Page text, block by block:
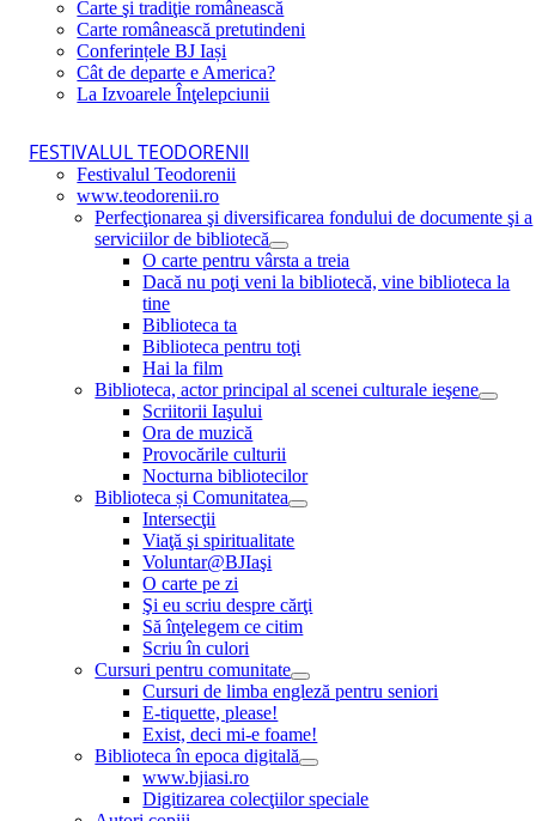
Carte şi tradiţie românească
Carte românească pretutindeni
Conferințele BJ Iași
Cât de departe e America?
La Izvoarele Înţelepciunii
FESTIVALUL TEODORENII
Festivalul Teodorenii
www.teodorenii.ro
Perfecţionarea şi diversificarea fondului de documente şi a
serviciilor de bibliotecă
O carte pentru vârsta a treia
Dacă nu poţi veni la bibliotecă, vine biblioteca la
tine
Biblioteca ta
Biblioteca pentru toţi
Hai la film
Biblioteca, actor principal al scenei culturale ieşene
Scriitorii Iaşului
Ora de muzică
Provocările culturii
Nocturna bibliotecilor
Biblioteca și Comunitatea
Intersecţii
Viaţă şi spiritualitate
Voluntar@BJIaşi
O carte pe zi
Şi eu scriu despre cărţi
Să înţelegem ce citim
Scriu în culori
Cursuri pentru comunitate
Cursuri de limba engleză pentru seniori
E-tiquette, please!
Exist, deci mi-e foame!
Biblioteca în epoca digitală
www.bjiasi.ro
Digitizarea colecţiilor speciale